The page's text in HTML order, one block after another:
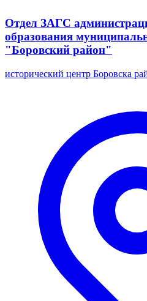
Отдел ЗАГС
образования
"Боровский район"
исторический центр Боровска